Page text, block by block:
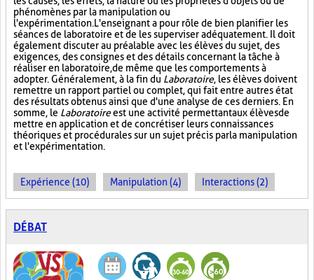
phénomènes par la manipulation ou
l'expérimentation. L'enseignant a pour rôle de bien planifier les
séances de laboratoire et de les superviser adéquatement. Il doit
également discuter au préalable avec les élèves du sujet, des
exigences, des consignes et des détails concernant la tâche à
réaliser en laboratoire, de même que les comportements à
adopter. Généralement, à la fin du Laboratoire, les élèves doivent
remettre un rapport partiel ou complet, qui fait entre autres état
des résultats obtenus ainsi que d'une analyse de ces derniers. En
somme, le Laboratoireest une activité permettant aux élèves de
mettre en application et de concrétiser leurs connaissances
théoriques et procédurales sur un sujet précis par la manipulation
et l'expérimentation.
Expérience (10) Manipulation (4) Interactions (2)
DÉBAT